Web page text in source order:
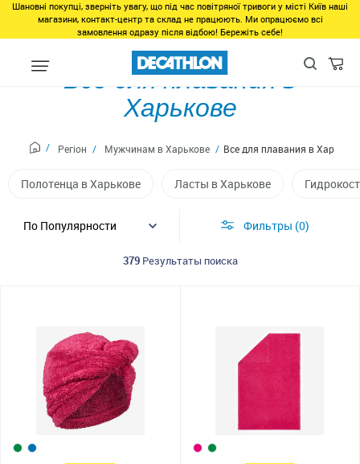
Шановні покупці, зверніть увагу, що під час повітряної тривоги у місті Київ наші
магазини, контакт-центр та склад не працюють. Ми опрацюємо всі
замовлення одразу після відбою! Бережіть себе!
Все для плавания в
Харькове
Регіон Мужчинам в Харькове Все для плавания в Харькове
Полотенца в Харькове Ласты в Харькове
Фильтры 0
379Результаты поиска